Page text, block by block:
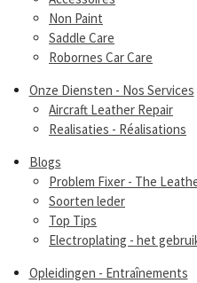
Non Paint
Saddle Care
Robornes Car Care
Onze Diensten - Nos Services
Aircraft Leather Repair
Realisaties - Réalisations
Blogs
Problem Fixer - The
Soorten leder
Top Tips
Electroplating - het
Opleidingen - Entraînements